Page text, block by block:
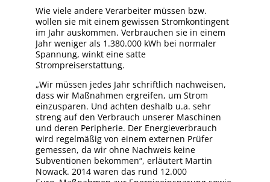
Wie viele andere Verarbeiter müssen bzw.
wollen sie mit einem gewissen Stromkontingent
im Jahr auskommen. Verbrauchen sie in einem
Jahr weniger als 1.380.000 kWh bei normaler
Spannung, winkt eine satte
Strompreiserstattung.
„Wir müssen jedes Jahr schriftlich nachweisen,
dass wir Maßnahmen ergreifen, um Strom
einzusparen. Und achten deshalb u.a. sehr
streng auf den Verbrauch unserer Maschinen
und deren Peripherie. Der Energieverbrauch
wird regelmäßig von einem externen Prüfer
gemessen, da wir ohne Nachweis keine
Subventionen bekommen“, erläutert Martin
Nowack. 2014 waren das rund 12.000